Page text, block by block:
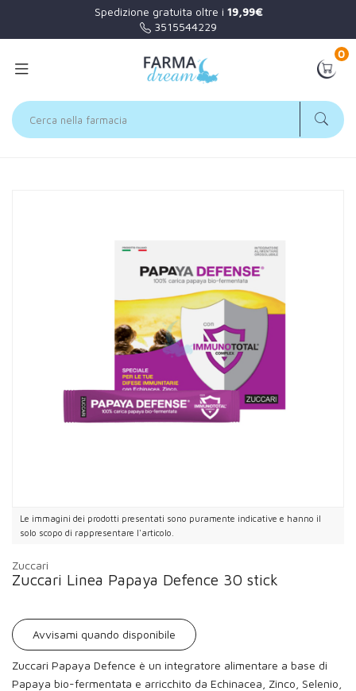
Spedizione gratuita oltre i 19,99€
3515544229
0
Le immagini dei prodotti presentati sono puramente indicative e hanno il
solo scopo di rappresentare l'articolo.
Zuccari
Zuccari Linea Papaya Defence 30 stick
Avvisami quando disponibile
Zuccari Papaya Defence è un integratore alimentare a base di
Papaya bio-fermentata e arricchito da Echinacea, Zinco, Selenio,